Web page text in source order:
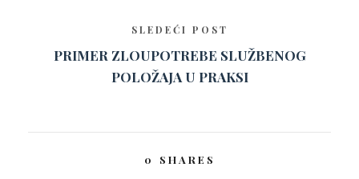
SLEDEĆI POST
PRIMER ZLOUPOTREBE SLUŽBENOG
POLOŽAJA U PRAKSI
0 SHARES